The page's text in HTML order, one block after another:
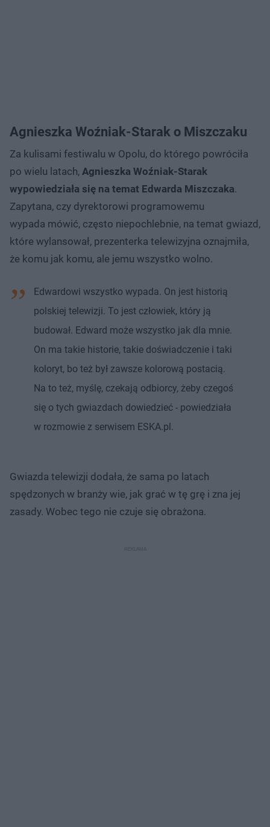
Agnieszka Woźniak-Starak o Miszczaku
Za kulisami festiwalu w Opolu, do którego powróciła
po wielu latach, Agnieszka Woźniak-Starak
wypowiedziała się na temat Edwarda Miszczaka.
Zapytana, czy dyrektorowi programowemu
wypada mówić, często niepochlebnie, na temat gwiazd,
które wylansował, prezenterka telewizyjna oznajmiła,
że komu jak komu, ale jemu wszystko wolno.
Edwardowi wszystko wypada. On jest historią
polskiej telewizji. To jest człowiek, który ją
budował. Edward może wszystko jak dla mnie.
On ma takie historie, takie doświadczenie i taki
koloryt, bo też był zawsze kolorową postacią.
Na to też, myślę, czekają odbiorcy, żeby czegoś
się o tych gwiazdach dowiedzieć - powiedziała
w rozmowie z serwisem ESKA.pl.
Gwiazda telewizji dodała, że sama po latach
spędzonych w branży wie, jak grać w tę grę i zna jej
zasady. Wobec tego nie czuje się obrażona.